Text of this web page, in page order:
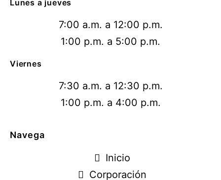
Lunes a jueves
7:00 a.m. a 12:00 p.m.
1:00 p.m. a 5:00 p.m.
Viernes
7:30 a.m. a 12:30 p.m.
1:00 p.m. a 4:00 p.m.
Navega
Inicio
Corporación